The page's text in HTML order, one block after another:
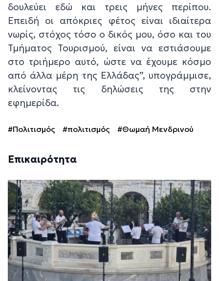
δουλεύει εδώ και τρεις μήνες περίπου.
Επειδή οι απόκριες φέτος είναι ιδιαίτερα
νωρίς, στόχος τόσο ο δικός μου, όσο και του
Τμήματος Τουρισμού, είναι να εστιάσουμε
στο τριήμερο αυτό, ώστε να έχουμε κόσμο
από άλλα μέρη της Ελλάδας”, υπογράμμισε,
κλείνοντας τις δηλώσεις της στην
εφημερίδα.
#Πολιτισμός #πολιτισμός #Θωμαή Μενδρινού
Επικαιρότητα